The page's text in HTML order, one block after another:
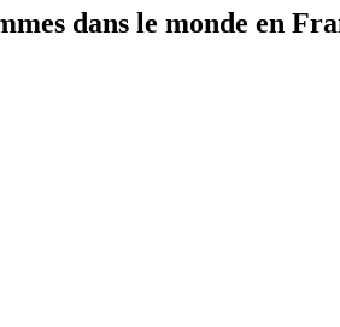
dans le monde en